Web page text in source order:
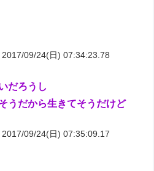
2017/09/24(日) 07:34:23.78
だろうし
うだから生きてそうだけど
2017/09/24(日) 07:35:09.17